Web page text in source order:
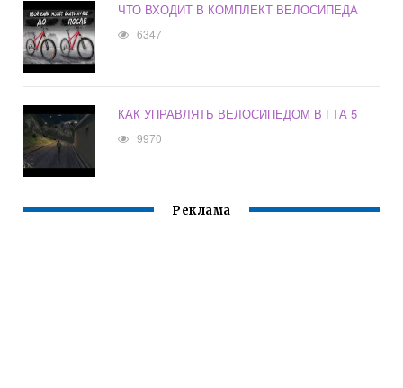
ЧТО ВХОДИТ В КОМПЛЕКТ ВЕЛОСИПЕДА
6347
КАК УПРАВЛЯТЬ ВЕЛОСИПЕДОМ В ГТА 5
9970
Реклама